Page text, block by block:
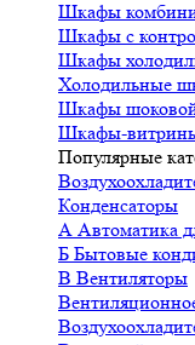
Шкафы
Шкафы с
Шкафы
Холодильные
Шкафы шоковой
Шкафы-
Популярные
Конденсаторы
А Автоматика
Б Бытовые
В Вентиляторы